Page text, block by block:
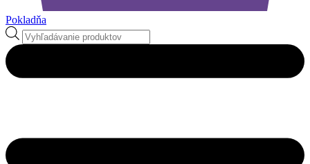
Pokladňa
Products
search